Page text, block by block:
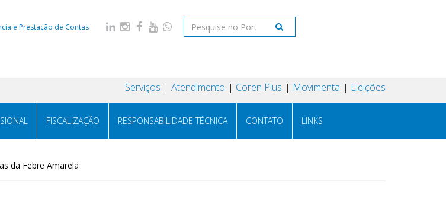
e Prestação de Contas
Serviços Atendimento Coren Plus Movimenta Eleições
FISCALIZAÇÃO RESPONSABILIDADE TÉCNICA CONTATO LINKS
da Febre Amarela